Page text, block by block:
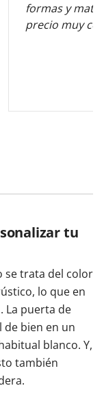
formas y
precio muy
tu
se trata del color
lo que en
La puerta de
de bien en un
blanco. Y,
también